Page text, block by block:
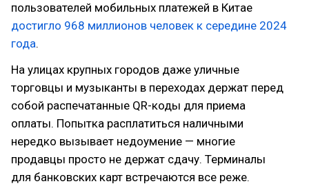
пользователей мобильных платежей в Китае
достигло 968 миллионов человек к середине 2024
года.
На улицах крупных городов даже уличные
торговцы и музыканты в переходах держат перед
собой распечатанные QR-коды для приема
оплаты. Попытка расплатиться наличными
нередко вызывает недоумение — многие
продавцы просто не держат сдачу. Терминалы
для банковских карт встречаются все реже.